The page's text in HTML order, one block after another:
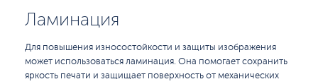
Ламинация
Для повышения износостойкости и защиты изображения
может использоваться ламинация. Она помогает сохранить
яркость печати и защищает поверхность от механических